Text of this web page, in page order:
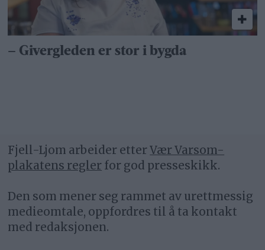
– Givergleden er stor i bygda
Fjell-Ljom arbeider etterVær Varsom-
plakatens regler for god presseskikk.
Den som mener seg rammet av urettmessig
medieomtale, oppfordres til å ta kontakt
med redaksjonen.